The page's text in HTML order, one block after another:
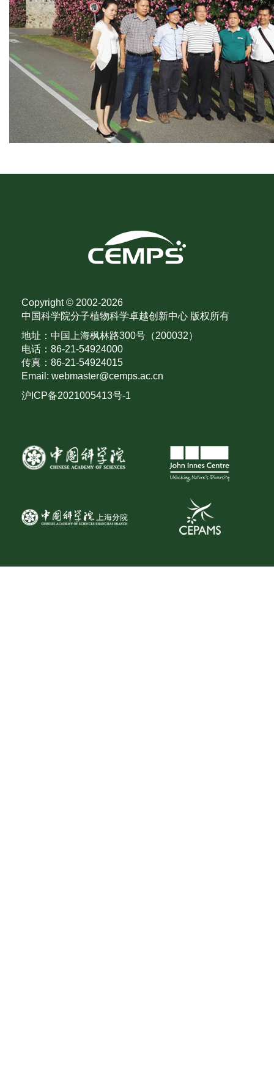
Copyright © 2002-2026
中国科学院分子植物科学卓越创新中心 版权所有
地址：中国上海枫林路300号（200032）
电话：86-21-54924000
传真：86-21-54924015
Email: webmaster@cemps.ac.cn
沪ICP备2021005413号-1